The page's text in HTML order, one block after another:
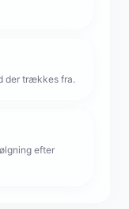
der trækkes fra.
efter